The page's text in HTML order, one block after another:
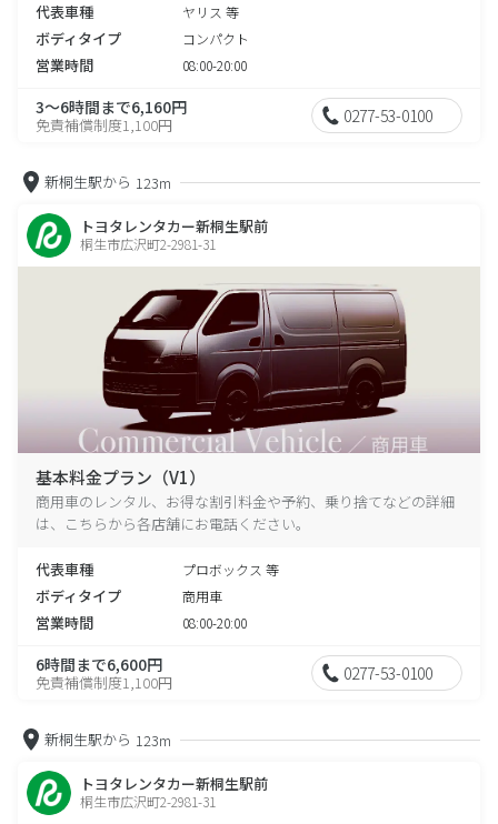
代表車種 ヤリス 等
ボディタイプ コンパクト
営業時間 08:00-20:00
3～6時間まで6,160円
免責補償制度1,100円 0277-53-0100
新桐生駅から 123m
トヨタレンタカー新桐生駅前
桐生市広沢町2-2981-31
基本料金プラン（V1）
商用車のレンタル、お得な割引料金や予約、乗り捨てなどの詳細
は、こちらから各店舗にお電話ください。
代表車種 プロボックス 等
ボディタイプ 商用車
営業時間 08:00-20:00
6時間まで6,600円
免責補償制度1,100円 0277-53-0100
新桐生駅から 123m
トヨタレンタカー新桐生駅前
桐生市広沢町2-2981-31